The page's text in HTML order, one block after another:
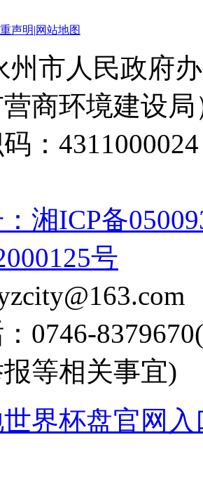
声明|网站地图
州市人民政府
营商环境建设局
：
湘ICP备
号
0746-
等相关事宜)
界杯盘官网入